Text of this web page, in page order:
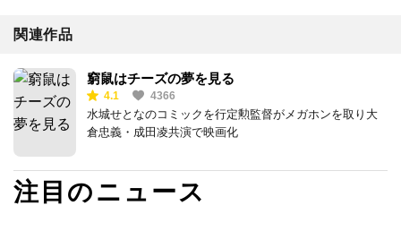
関連作品
窮鼠はチーズの夢を見る
4.1 4366
水城せとなのコミックを行定勲監督がメガホンを取り大
倉忠義・成田凌共演で映画化
注目のニュース